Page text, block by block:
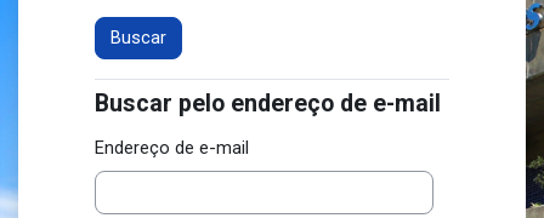
Buscar pelo endereço de e-mail
Buscar pelo endereço de e-mail
Endereço de e-mail